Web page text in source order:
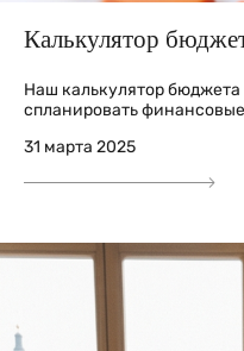
Калькулятор
Наш калькулятор
спланировать
31 марта 2025